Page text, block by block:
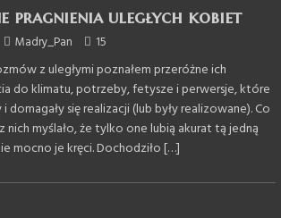
pragnienia uległych kobiet
Madry_Pan 15
z uległymi poznałem przeróżne ich
do klimatu, potrzeby, fetysze i perwersje, które
i domagały się realizacji (lub były realizowane). Co
nich myślało, że tylko one lubią akurat tą jedną
mocno je kręci. Dochodziło[…]